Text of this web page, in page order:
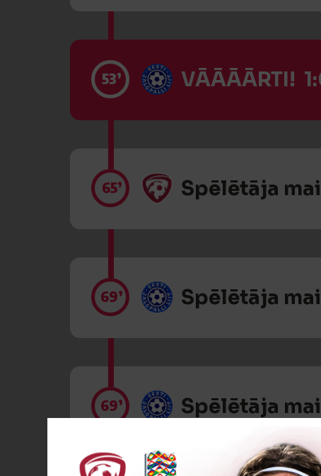
53’ VĀĀĀĀRTI!
65’ Spēlētāja
69’ Spēlētāja
69’ Spēlētāja